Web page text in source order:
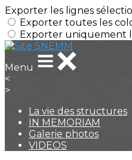
Exporter les lignes
Exporter toutes les
Exporter uniquement
Menu
<
>
La vie des structures
IN MEMORIAM
Galerie photos
VIDEOS